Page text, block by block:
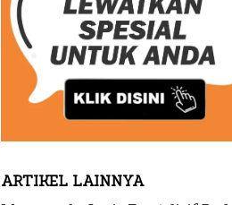
ARTIKEL LAINNYA